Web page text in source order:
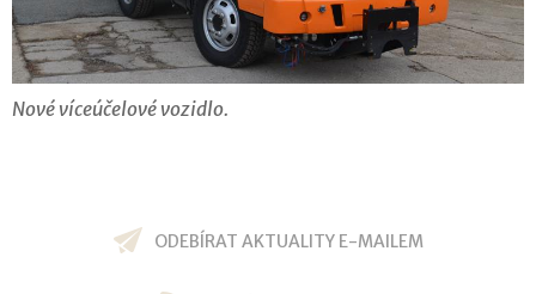
Nové víceúčelové vozidlo.
ODEBÍRAT AKTUALITY E-MAILEM